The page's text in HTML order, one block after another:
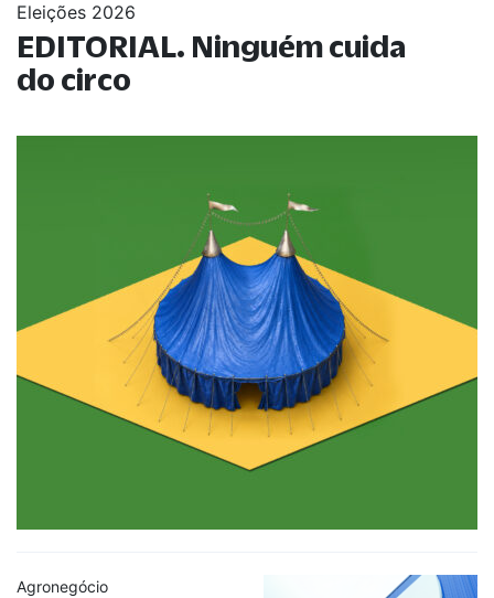
Eleições 2026
EDITORIAL. Ninguém cuida
do circo
Agronegócio